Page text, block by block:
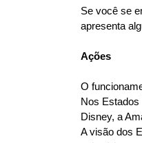
Se você se
apresenta
Ações
O
Nos
Disney, a
A visão dos